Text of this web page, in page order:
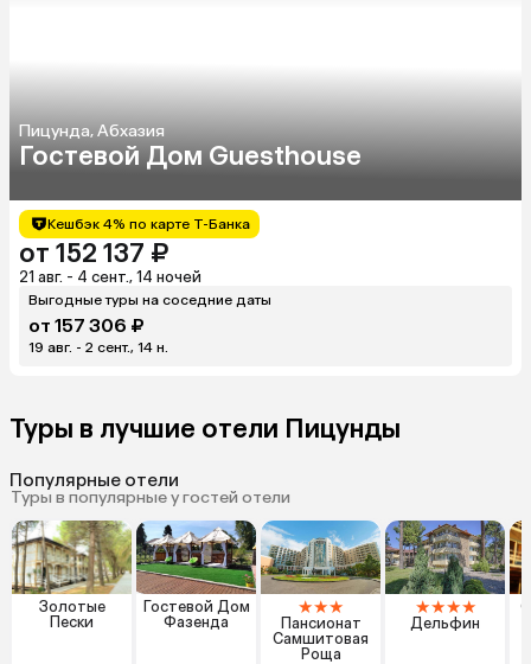
Пицунда, Абхазия
Гостевой Дом Guesthouse
Кешбэк 4% по карте Т-Банка
от 152 137 ₽
21 авг. - 4 сент., 14 ночей
Выгодные туры на соседние даты
от 157 306 ₽
19 авг. - 2 сент., 14 н.
Туры в лучшие отели Пицунды
Популярные отели
Туры в популярные у гостей отели
Золотые
Пески
Гостевой Дом
Фазенда
★★★
Пансионат
Самшитовая
Роща
★★★★
Дельфин